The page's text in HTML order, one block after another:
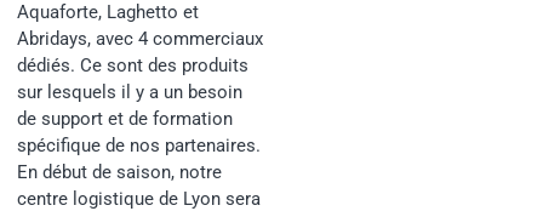
Aquaforte, Laghetto et
Abridays, avec 4 commerciaux
dédiés. Ce sont des produits
sur lesquels il y a un besoin
de support et de formation
spécifique de nos partenaires.
En début de saison, notre
centre logistique de Lyon sera